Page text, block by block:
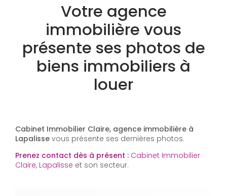
Votre agence
immobilière vous
présente ses photos de
biens immobiliers à
louer
Cabinet Immobilier Claire, agence immobilière à
Lapalisse vous présente ses dernières photos.
Prenez contact dès à présent : Cabinet Immobilier
Claire, Lapalisse et son secteur.